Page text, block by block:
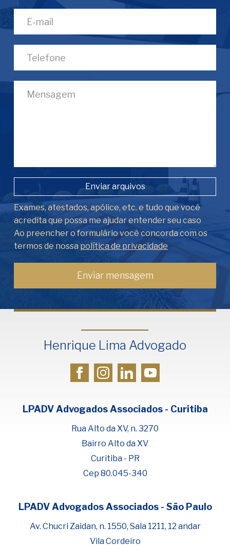
Fale com Henrique Lima
Cadastre-se para começar uma
conversa no WhatsApp
Enviar arquivos
Exames, atestados, apólice, etc. e tudo que você
acredita que possa me ajudar entender seu caso
Ao preencher o formulário você concorda com os
termos de nossa política de privacidade
Henrique Lima Advogado
LPADV Advogados Associados - Curitiba
Rua Alto da XV, n. 3270
Bairro Alto da XV
Curitiba - PR
Cep 80.045-340
LPADV Advogados Associados - São Paulo
Av. Chucri Zaidan, n. 1550, Sala 1211, 12 andar
Vila Cordeiro